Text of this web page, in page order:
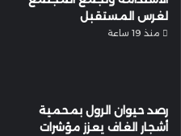
لغرس المستقبل
منذ 19 ساعة
رصد حيوان الرول بمحمية
أشجار الغاف يعزز مؤشرات